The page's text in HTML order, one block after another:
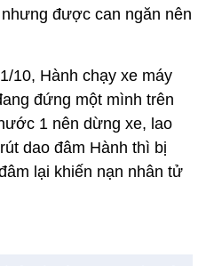
được can ngăn nên
10, Hành chạy xe máy
đứng một mình trên
1 nên dừng xe, lao
dao đâm Hành thì bị
lại khiến nạn nhân tử